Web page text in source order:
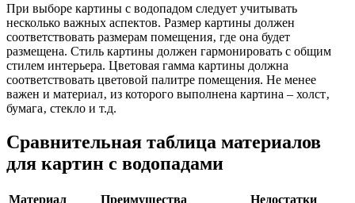
При выборе картины с водопадом следует учитывать
несколько важных аспектов. Размер картины должен
соответствовать размерам помещения‚ где она будет
размещена. Стиль картины должен гармонировать с общим
стилем интерьера. Цветовая гамма картины должна
соответствовать цветовой палитре помещения. Не менее
важен и материал‚ из которого выполнена картина – холст‚
бумага‚ стекло и т.д.
Сравнительная таблица материалов
для картин с водопадами
Материал Преимущества Недостатки